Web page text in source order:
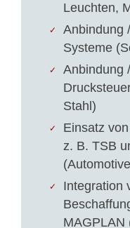
Leuchten,
Anbindung
Systeme
Anbindung
Stahl)
Einsatz
z. B. TSB
Integration
MAGPLAN